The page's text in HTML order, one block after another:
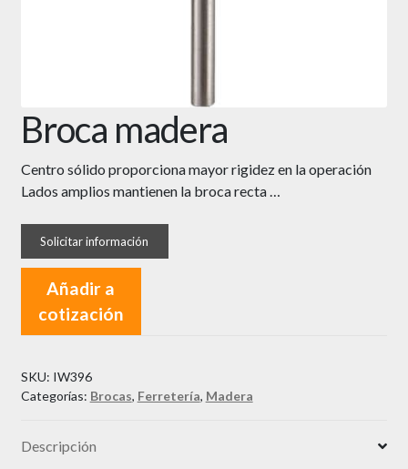
Broca madera
Centro sólido proporciona mayor rigidez en la operación
Lados amplios mantienen la broca recta …
Añadir a
cotización
SKU: IW396
Categorías: Brocas, Ferretería, Madera
Descripción